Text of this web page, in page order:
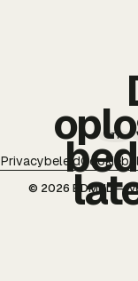
TT
Privacybeleid
© 2026 BDMNL —